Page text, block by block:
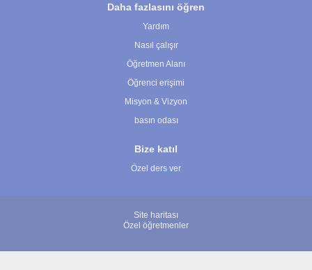
Daha fazlasını öğren
Yardım
Nasıl çalışır
Öğretmen Alanı
Öğrenci erişimi
Misyon & Vizyon
basın odası
Bize katıl
Özel ders ver
Site haritası
Özel öğretmenler